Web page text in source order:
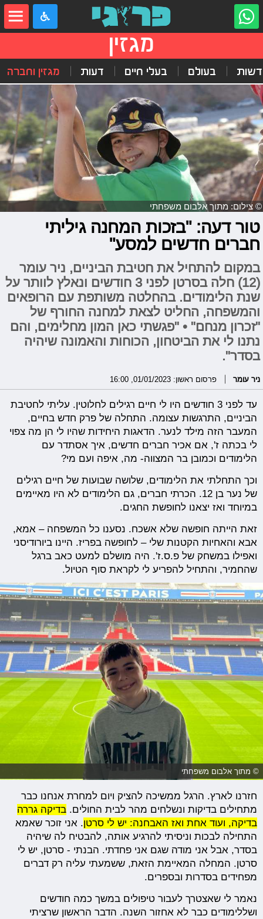
מגזין
בעולם בעלי חיים דעות מגזין וחברה
© צילום: מתוך אלבום משפחתי
טור דעה: "בזכות המחנה גיליתי
חברים חדשים למסע"
במקום להתחיל את חטיבת הביניים, ניר עומר
(12) חלה בסרטן לפני 3 חודשים ונאלץ לוותר על
שנת הלימודים. בהחלטה משותפת עם הרופאים
והמשפחה, החליט לצאת למחנה החורף של
"זכרון מנחם" • "פגשתי כאן המון מחלימים, והם
נתנו לי את הביטחון, הכוחות והאמונה שיהיה
בסדר".
ניר עומר פרסום ראשון: 01/01/2023, 16:00
עד לפני 3 חודשים היו לי חיים רגילים לחלוטין. עליתי לחטיבת
הביניים, התרגשות עצומה. התחלה של פרק חדש בחיים,
המעבר הזה מילד לנער. הדאגות היחידות שהיו לי הן מה צפוי
לי בכתה ז', אם אכיר חברים חדשים, איך אסתדר עם
הלימודים וכמובן בר המצווה- מה, איפה ועם מי?
וכך התחלתי את הלימודים, שלושה שבועות של חיים רגילים
של נער בן 12. הכרתי חברים, גם הלימודים לא היו מאיימים
במיוחד ואז יצאנו לחופשת החגים.
זאת הייתה חופשה שלא אשכח. נסענו כל המשפחה – אמא,
אבא והאחיות הקטנות שלי – לחופשה בפריז. היינו ביורודיסני
ואפילו במשחק של פ.ס.ז'. היה מושלם למעט כאב ברגל
שהחמיר, והתחיל להפריע לי לקראת סוף הטיול.
© מתוך אלבום משפחתי
חזרנו לארץ. הרגל ממשיכה להציק ויום למחרת אנחנו כבר
מתחילים בדיקות ונשלחים מהר לבית החולים.בדיקה גררה
בדיקה, ועוד אחת ואז האבחנה: יש לי סרטן. אני זוכר שאמא
התחילה לבכות וניסיתי להרגיע אותה, להבטיח לה שיהיה
בסדר, אבל אני מודה שגם אני פחדתי. הבנתי - סרטן, יש לי
סרטן. המחלה המאיימת הזאת, ששמעתי עליה רק דברים
מפחידים בסדרות ובספרים.
נאמר לי שאצטרך לעבור טיפולים במשך כמה חודשים
ושללימודים כבר לא אחזור השנה. הדבר הראשון שרציתי